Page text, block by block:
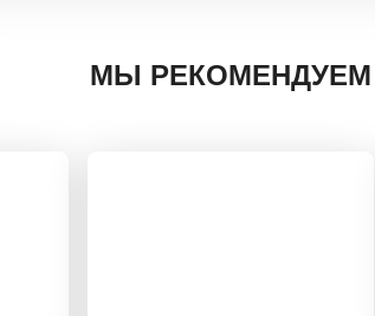
МЫ РЕКОМЕНДУЕМ